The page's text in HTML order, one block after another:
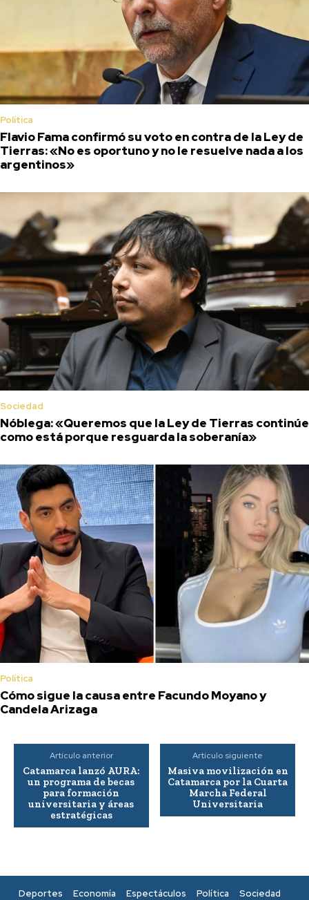
Política
Flavio Fama confirmó su voto en contra de la Ley de
Tierras: «No es oportuno y no le resuelve nada a los
argentinos»
Sociedad
Nóblega: «Queremos que la Ley de Tierras continúe
como está porque resguarda la soberanía»
Política
Cómo sigue la causa entre Facundo Moyano y
Candela Arizaga
Artículo anterior
Catamarca lanzó AURA:
un programa de becas
para formación
universitaria y áreas
estratégicas
Artículo siguiente
Masiva movilización en
Catamarca por la Cuarta
Marcha Federal
Universitaria
Deportes Economía Espectáculos Política Sociedad